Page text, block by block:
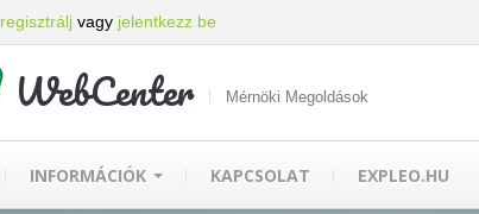
regisztrálj vagy jelentkezz be
WebCenter Mérnöki Megoldások
INFORMÁCIÓK KAPCSOLAT EXPLEO.HU